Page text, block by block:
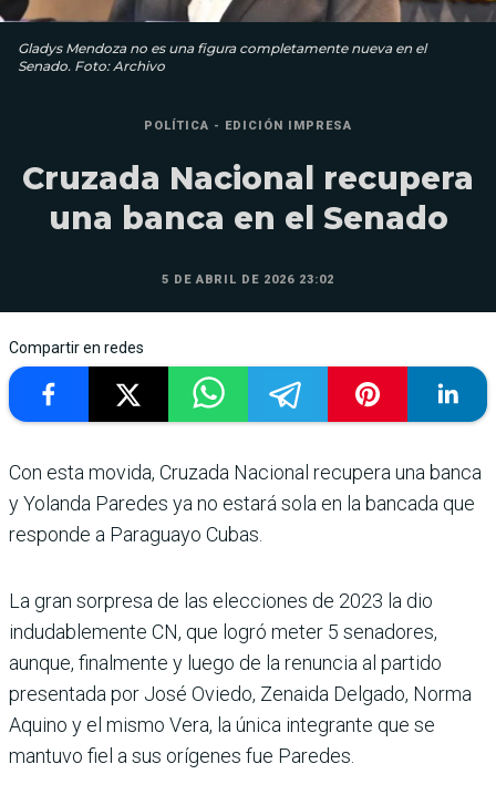
Gladys Mendoza no es una figura completamente nueva en el
Senado. Foto: Archivo
POLÍTICA - EDICIÓN IMPRESA
Cruzada Nacional recupera
una banca en el Senado
5 DE ABRIL DE 2026 23:02
Compartir en redes
Con esta movida, Cruzada Nacional recupera una banca
y Yolanda Paredes ya no estará sola en la bancada que
responde a Paraguayo Cubas.
La gran sorpresa de las elecciones de 2023 la dio
indudablemente CN, que logró meter 5 senadores,
aunque, finalmente y luego de la renuncia al partido
presentada por José Oviedo, Zenaida Delgado, Norma
Aquino y el mismo Vera, la única integrante que se
mantuvo fiel a sus orígenes fue Paredes.